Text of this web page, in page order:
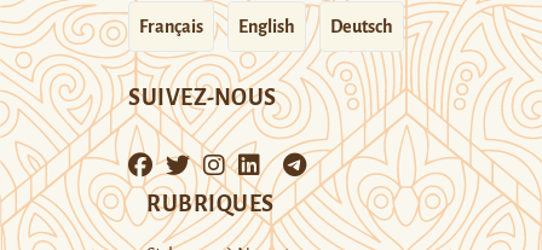
Français English Deutsch
SUIVEZ-NOUS
RUBRIQUES